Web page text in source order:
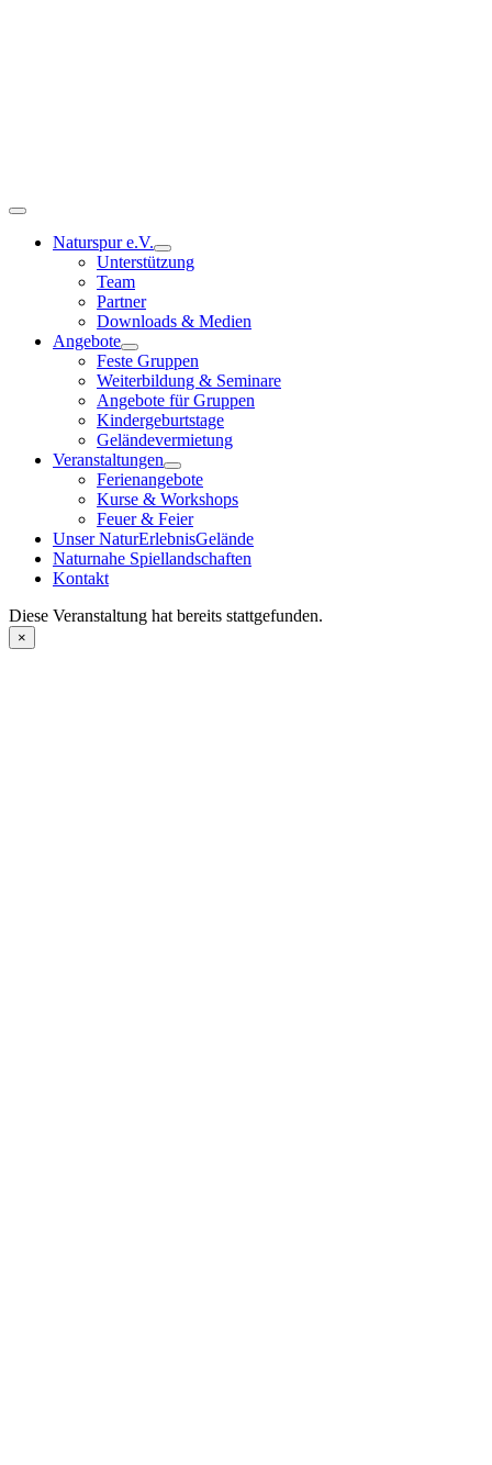
Toggle
NavigationNaturspur e.V.
Unterstützung
Team
Partner
Downloads & Medien
Angebote
Feste Gruppen
Weiterbildung & Seminare
Angebote für Gruppen
Kindergeburtstage
Geländevermietung
Veranstaltungen
Ferienangebote
Kurse & Workshops
Feuer & Feier
Unser NaturErlebnisGelände
Naturnahe Spiellandschaften
Kontakt
Diese Veranstaltung hat bereits stattgefunden.
×